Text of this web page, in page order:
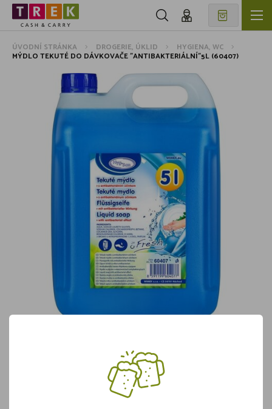
ÚVODNÍ STRÁNKA DROGERIE, ÚKLID HYGIENA, WC
MÝDLO TEKUTÉ DO DÁVKOVAČE "ANTIBAKTERIÁLNÍ"5L (60407)
"Antibakteriální"5l (60407)